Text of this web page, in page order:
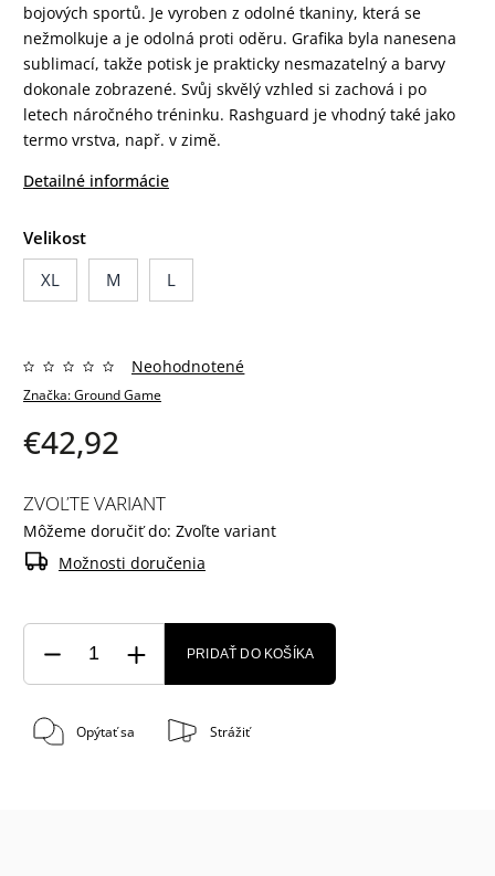
bojových sportů. Je vyroben z odolné tkaniny, která se
nežmolkuje a je odolná proti oděru. Grafika byla nanesena
sublimací, takže potisk je prakticky nesmazatelný a barvy
dokonale zobrazené. Svůj skvělý vzhled si zachová i po
letech náročného tréninku. Rashguard je vhodný také jako
termo vrstva, např. v zimě.
Detailné informácie
Velikost
XL
M L
Značka:Ground Game
Neohodnotené
€42,92
ZVOĽTE VARIANT
Môžeme doručiť do: Zvoľte variant
Možnosti doručenia
PRIDAŤ DO KOŠÍKA
Opýtať sa Strážiť